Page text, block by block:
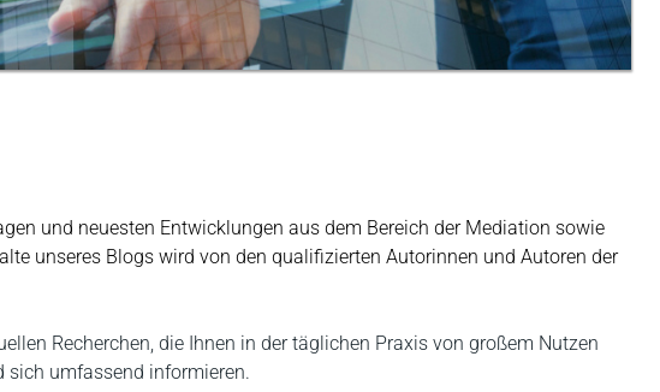
und neuesten Entwicklungen aus dem Bereich der Mediation sowie
unseres Blogs wird von den qualifizierten Autorinnen und Autoren der
Recherchen, die Ihnen in der täglichen Praxis von großem Nutzen
sich umfassend informieren.